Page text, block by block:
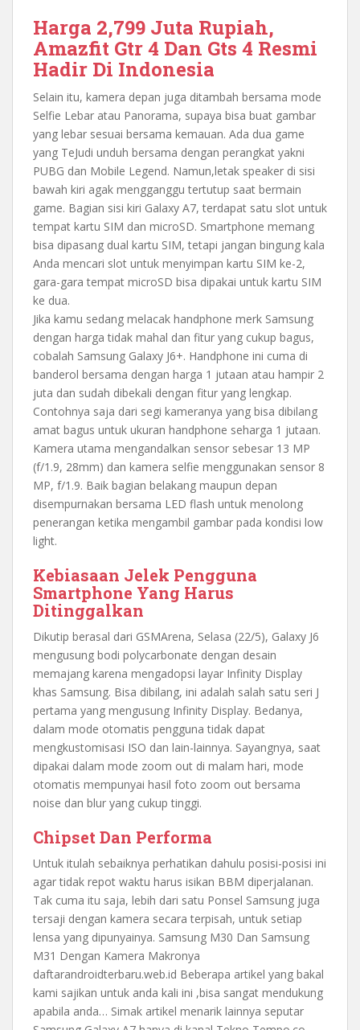
Harga 2,799 Juta Rupiah,
Amazfit Gtr 4 Dan Gts 4 Resmi
Hadir Di Indonesia
Selain itu, kamera depan juga ditambah bersama mode
Selfie Lebar atau Panorama, supaya bisa buat gambar
yang lebar sesuai bersama kemauan. Ada dua game
yang TeJudi unduh bersama dengan perangkat yakni
PUBG dan Mobile Legend. Namun,letak speaker di sisi
bawah kiri agak mengganggu tertutup saat bermain
game. Bagian sisi kiri Galaxy A7, terdapat satu slot untuk
tempat kartu SIM dan microSD. Smartphone memang
bisa dipasang dual kartu SIM, tetapi jangan bingung kala
Anda mencari slot untuk menyimpan kartu SIM ke-2,
gara-gara tempat microSD bisa dipakai untuk kartu SIM
ke dua.
Jika kamu sedang melacak handphone merk Samsung
dengan harga tidak mahal dan fitur yang cukup bagus,
cobalah Samsung Galaxy J6+. Handphone ini cuma di
banderol bersama dengan harga 1 jutaan atau hampir 2
juta dan sudah dibekali dengan fitur yang lengkap.
Contohnya saja dari segi kameranya yang bisa dibilang
amat bagus untuk ukuran handphone seharga 1 jutaan.
Kamera utama mengandalkan sensor sebesar 13 MP
(f/1.9, 28mm) dan kamera selfie menggunakan sensor 8
MP, f/1.9. Baik bagian belakang maupun depan
disempurnakan bersama LED flash untuk menolong
penerangan ketika mengambil gambar pada kondisi low
light.
Kebiasaan Jelek Pengguna
Smartphone Yang Harus
Ditinggalkan
Dikutip berasal dari GSMArena, Selasa (22/5), Galaxy J6
mengusung bodi polycarbonate dengan desain
memajang karena mengadopsi layar Infinity Display
khas Samsung. Bisa dibilang, ini adalah salah satu seri J
pertama yang mengusung Infinity Display. Bedanya,
dalam mode otomatis pengguna tidak dapat
mengkustomisasi ISO dan lain-lainnya. Sayangnya, saat
dipakai dalam mode zoom out di malam hari, mode
otomatis mempunyai hasil foto zoom out bersama
noise dan blur yang cukup tinggi.
Chipset Dan Performa
Untuk itulah sebaiknya perhatikan dahulu posisi-posisi ini
agar tidak repot waktu harus isikan BBM diperjalanan.
Tak cuma itu saja, lebih dari satu Ponsel Samsung juga
tersaji dengan kamera secara terpisah, untuk setiap
lensa yang dipunyainya. Samsung M30 Dan Samsung
M31 Dengan Kamera Makronya
daftarandroidterbaru.web.id Beberapa artikel yang bakal
kami sajikan untuk anda kali ini ,bisa sangat mendukung
apabila anda… Simak artikel menarik lainnya seputar